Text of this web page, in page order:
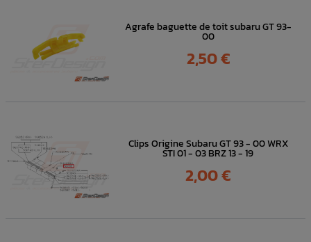
Agrafe baguette de toit subaru GT 93-
00
Prix
2,50 €
Clips Origine Subaru GT 93 - 00 WRX
STI 01 - 03 BRZ 13 - 19
Prix
2,00 €